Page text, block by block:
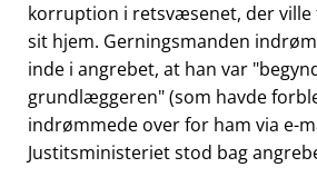
korruption i retsvæsenet, der ville
sit hjem. Gerningsmanden
inde i angrebet, at han var
grundlæggeren (som havde
indrømmede over for ham via e-
Justitsministeriet stod bag